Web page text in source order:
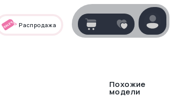
Распродажа
Похожие
модели